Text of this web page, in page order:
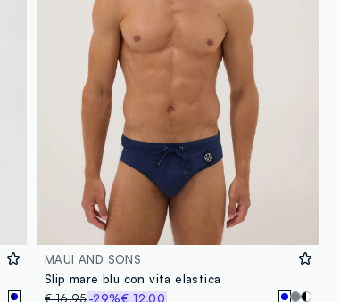
MAUI AND SONS
Slip mare blu con vita elastica
€ 16,95-29%€ 12,00